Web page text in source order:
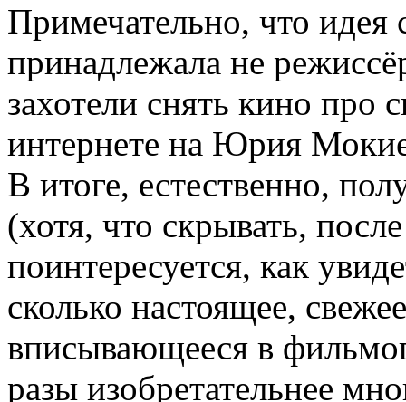
Примечательно, что идея
принадлежала не
захотели снять кино
интернете на Юрия
В итоге, естественно,
(хотя, что скрывать,
поинтересуется, как
сколько настоящее,
вписывающееся в
разы изобретательнее